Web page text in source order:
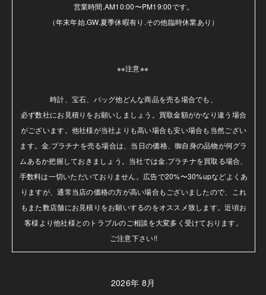
営業時間.AM10:00〜PM19:00です。
（年末年始.GW.夏季休暇有り.その他臨時休業あり）
※※注意※※
時計、宝石、バッグ他どんな商品を売る場合でも、
必ず数社にお見積りをお願いしましょう。買取金額がかなり違う場合
がございます。他社様が当社よりも高い場合も安い場合も当然ござい
ます。金.プラチナを売る場合は、当日の価格、御自身の品物が何グラ
ムあるか把握しておきましょう。当社では金.プラチナを買取る場合、
手数料は一切いただいておりません。広告で20%〜30%upなどよくあ
りますが、通常当店の価格の方が高い場合もございましたので、これ
もまた数店舗にお見積りをお願いするのをオススメ致します。近頃お
客様より他社様とのトラブルのご相談を大変多く受けております。
ご注意下さい!!
2026年 8月